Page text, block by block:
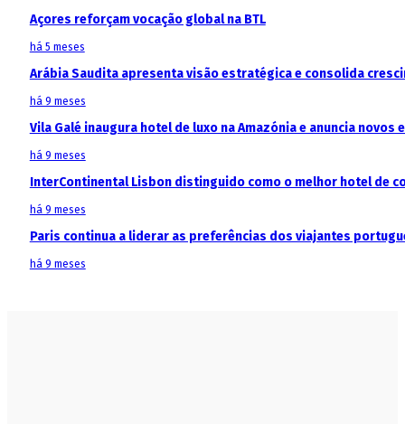
Açores reforçam vocação global na BTL
há 5 meses
Arábia Saudita apresenta visão estratégica e consolida
há 9 meses
Vila Galé inaugura hotel de luxo na Amazónia e anuncia
há 9 meses
InterContinental Lisbon distinguido como o melhor hotel de
há 9 meses
Paris continua a liderar as preferências dos viajantes
há 9 meses